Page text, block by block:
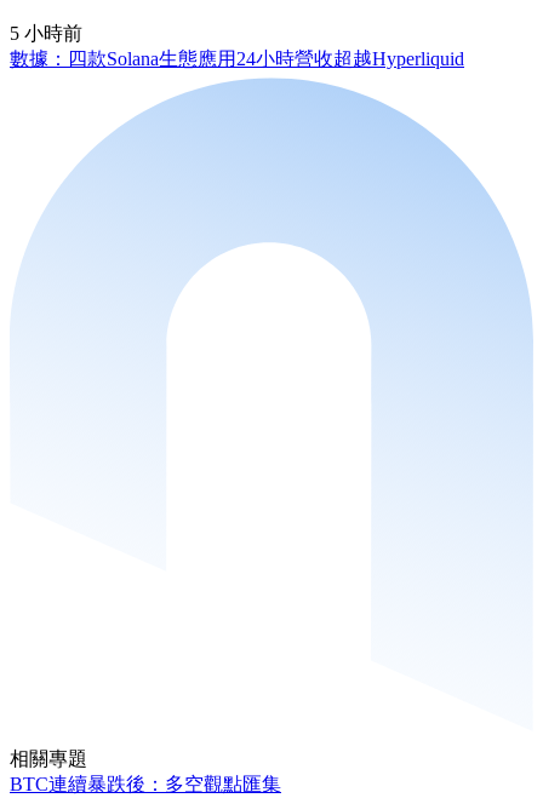
5 小時前
數據：四款Solana生態應用24小時營收超越Hyperliquid
相關專題
BTC連續暴跌後：多空觀點匯集